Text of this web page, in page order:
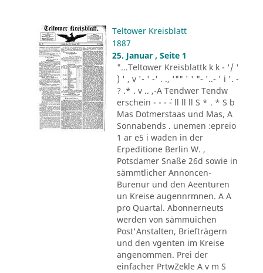
Teltower Kreisblatt
1887
25. Januar , Seite 1
"...Teltower Kreisblattk k k - '/ '
) ' , v '- ' -' . ., '"" ' ' "- '..- ' i '. -
? .* . v .. ,-A Tendwer Tendw
erschein - - - ´- ll ll ll S * . * S b
Mas Dotmerstaas und Mas, A
Sonnabends . unemen :epreio
1 ar e5 i waden in der
Erpeditione Berlin W. ,
Potsdamer Snaße 26d sowie in
sämmtlicher Annoncen-
Burenur und den Aeenturen
un Kreise augennrmnen. A A
pro Quartal. Abonnerneuts
werden von sämmuichen
Post'Anstalten, Briefträgern
und den vgenten im Kreise
angenommen. Prei der
einfacher PrtwZekle A v m S